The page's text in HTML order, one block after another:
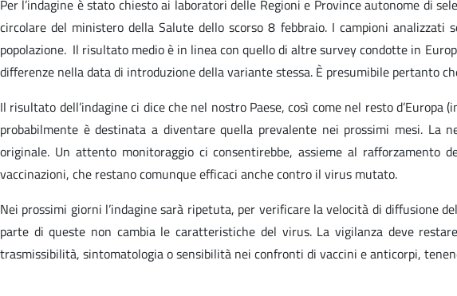
Per l’indagine è stato chiesto ai laboratori delle Regioni e Province autonome di
circolare del ministero della Salute dello scorso 8 febbraio. I campioni
popolazione. Il risultato medio è in linea con quello di altre survey condotte in
differenze nella data di introduzione della variante stessa. È presumibile pertanto
Il risultato dell’indagine ci dice che nel nostro Paese, così come nel resto
probabilmente è destinata a diventare quella prevalente nei prossimi mesi.
originale. Un attento monitoraggio ci consentirebbe, assieme al
vaccinazioni, che restano comunque efficaci anche contro il virus mutato.
Nei prossimi giorni l’indagine sarà ripetuta, per verificare la velocità di diffusione
parte di queste non cambia le caratteristiche del virus. La vigilanza deve
trasmissibilità, sintomatologia o sensibilità nei confronti di vaccini e anticorpi,